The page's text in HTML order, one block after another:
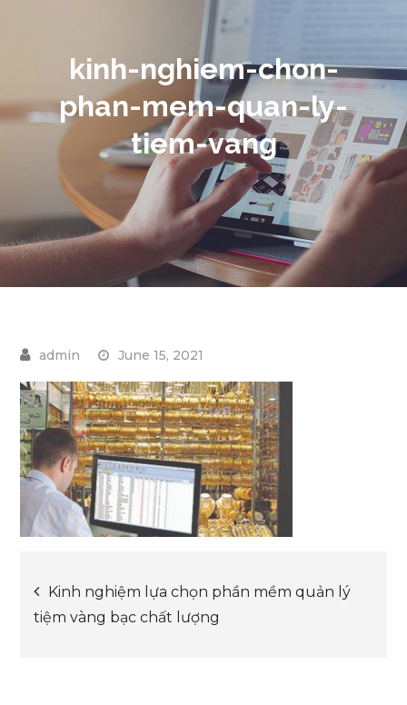
kinh-nghiem-chon-
phan-mem-quan-ly-
tiem-vang
June 15, 2021
Post
Kinh nghiệm lựa chọn phần mềm quản lý
tiệm vàng bạc chất lượng